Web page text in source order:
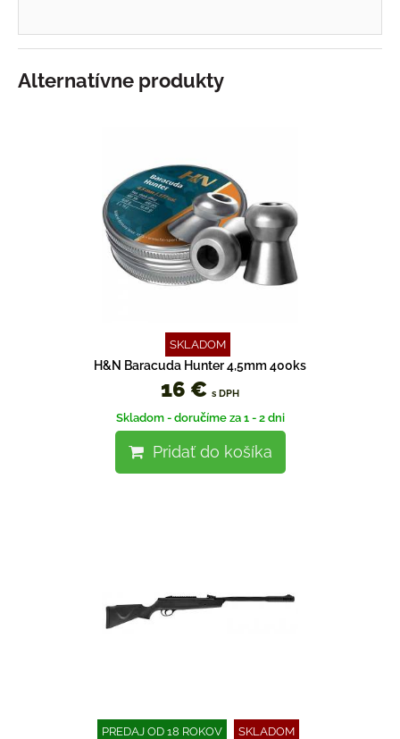
Alternatívne produkty
SKLADOM
H&N Baracuda Hunter 4,5mm 400ks
16 € s DPH
Skladom - doručíme za 1 - 2 dni
Pridať do košíka
PREDAJ OD 18 ROKOV SKLADOM